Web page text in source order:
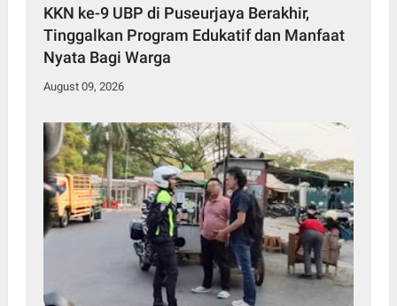
KKN ke-9 UBP di Puseurjaya Berakhir,
Tinggalkan Program Edukatif dan Manfaat
Nyata Bagi Warga
August 09, 2026